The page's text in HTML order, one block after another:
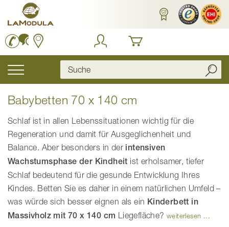
Inhalt
springen
Navigation
Babybetten 70 x 140 cm
Schlaf ist in allen Lebenssituationen wichtig für die
Regeneration und damit für Ausgeglichenheit und
Balance. Aber besonders in der intensiven
Wachstumsphase der Kindheit ist erholsamer, tiefer
Schlaf bedeutend für die gesunde Entwicklung Ihres
Kindes. Betten Sie es daher in einem natürlichen Umfeld –
was würde sich besser eignen als ein Kinderbett in
Massivholz mit 70 x 140 cm Liegefläche?weiterlesen ...